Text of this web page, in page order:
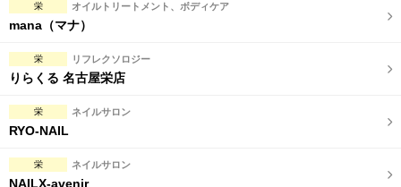
栄 オイルトリートメント、ボディケア
mana（マナ）
栄 リフレクソロジー
りらくる 名古屋栄店
栄 ネイルサロン
RYO-NAIL
栄 ネイルサロン
NAILX-avenir